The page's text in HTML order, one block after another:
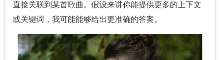
直接关联到某首歌曲。假设来讲你能提供更多的上下文
或关键词，我可能能够给出更准确的答案。